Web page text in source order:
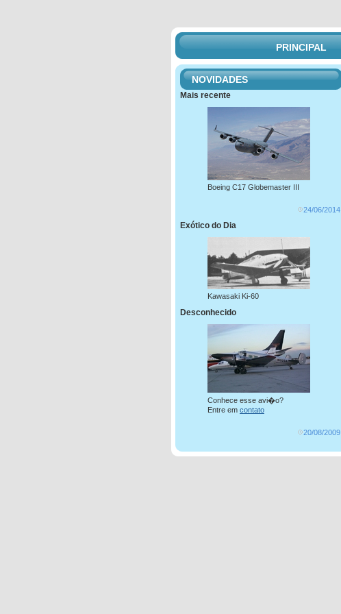
PRINCIPAL
NOVIDADES
Mais recente
Boeing C17 Globemaster III
24/06/2014
Exótico do Dia
Kawasaki Ki-60
Desconhecido
Conhece esse avi�o?
Entre em contato
20/08/2009